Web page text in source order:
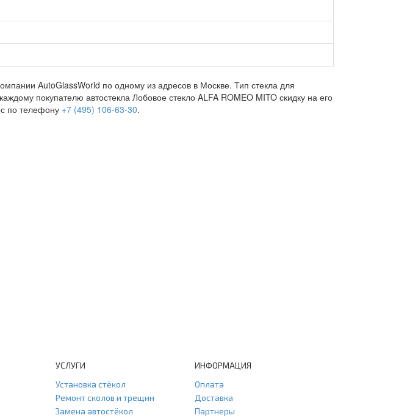
AutoGlassWorld по одному из адресов в Москве. Тип стекла для
покупателю автостекла Лобовое стекло ALFA ROMEO MITO скидку на его
по телефону +7 (495) 106-63-30.
УСЛУГИ
Установка стёкол
Ремонт сколов и трещин
Замена автостёкол
ИНФОРМАЦИЯ
Оплата
Доставка
Партнеры